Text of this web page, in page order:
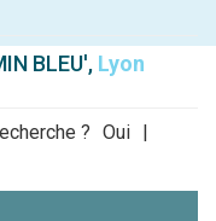
BLEU', Lyon
? Oui |